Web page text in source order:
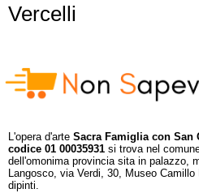
Vercelli
L'opera d'arte Sacra Famiglia con San
codice 01 00035931 si trova nel
dell'omonima provincia sita in palazzo,
Langosco, via Verdi, 30, Museo
dipinti.